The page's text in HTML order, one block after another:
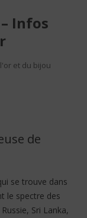
Infos
et du bijou
de
se trouve dans
le spectre des
Sri Lanka,